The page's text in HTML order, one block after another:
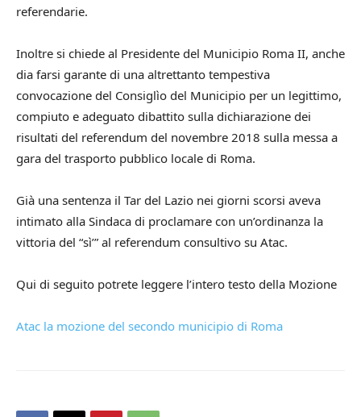
referendarie.
Inoltre si chiede al Presidente del Municipio Roma II, anche
dia farsi garante di una altrettanto tempestiva
convocazione del Consiglìo del Municipio per un legittimo,
compiuto e adeguato dibattito sulla dichiarazione dei
risultati del referendum del novembre 2018 sulla messa a
gara del trasporto pubblico locale di Roma.
Già una sentenza il Tar del Lazio nei giorni scorsi aveva
intimato alla Sindaca di proclamare con un’ordinanza la
vittoria del “sì’” al referendum consultivo su Atac.
Qui di seguito potrete leggere l’intero testo della Mozione
Atac la mozione del secondo municipio di Roma